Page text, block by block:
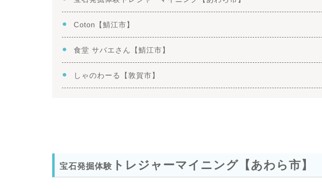
Coton【鯖江市】
食堂 サバエさん【鯖江市】
しゃのわーる【敦賀市】
宝石発掘体験 トレジャーマイニング【あわら市】